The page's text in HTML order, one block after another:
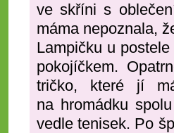
ve skříni s
máma nepoznala,
Lampičku u
pokojíčkem.
tričko, které jí
na hromádku
vedle tenisek. Po